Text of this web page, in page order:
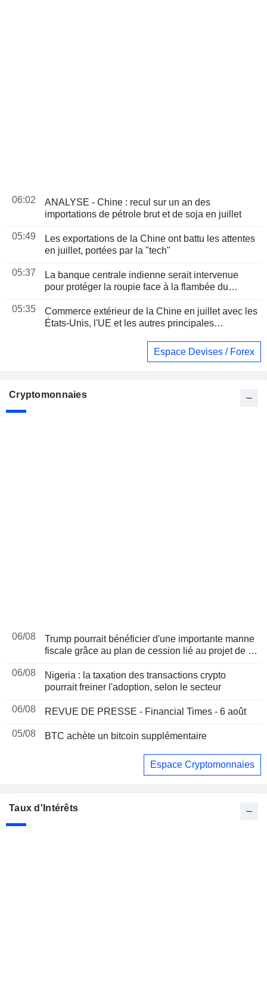
06:02
ANALYSE - Chine : recul sur un an des
importations de pétrole brut et de soja en juillet
05:49
Les exportations de la Chine ont battu les attentes
en juillet, portées par la "tech"
05:37
La banque centrale indienne serait intervenue
pour protéger la roupie face à la flambée du
05:35
Commerce extérieur de la Chine en juillet avec les
États-Unis, l'UE et les autres principales
Espace Devises / Forex
Cryptomonnaies
06/08
Trump pourrait bénéficier d'une importante manne
fiscale grâce au plan de cession lié au projet de loi
06/08
Nigeria : la taxation des transactions crypto
pourrait freiner l'adoption, selon le secteur
06/08 REVUE DE PRESSE - Financial Times - 6 août
05/08 BTC achète un bitcoin supplémentaire
Espace Cryptomonnaies
Taux d'Intérêts